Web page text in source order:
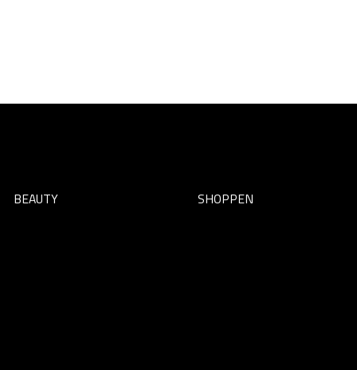
BEAUTY SHOPPEN